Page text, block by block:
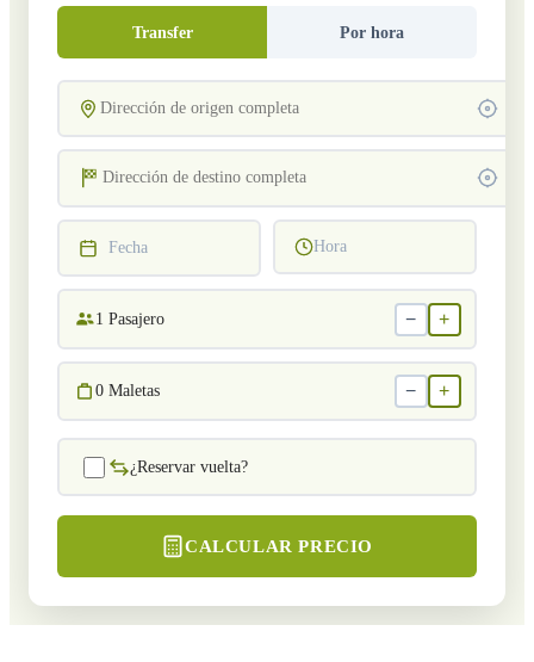
Transfer Por hora
Fecha Hora
1 Pasajero − +
0 Maletas − +
¿Reservar vuelta?
CALCULAR PRECIO